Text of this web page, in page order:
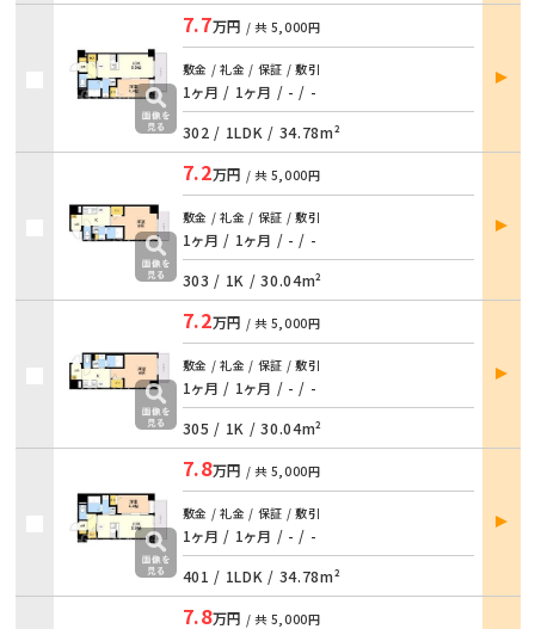
7.7万円 / 共 5,000円
敷金 / 礼金 / 保証 / 敷引
1ヶ月 / 1ヶ月 / - / -
302 / 1LDK / 34.78m²
部屋
詳細
7.2万円 / 共 5,000円
敷金 / 礼金 / 保証 / 敷引
1ヶ月 / 1ヶ月 / - / -
303 / 1K /30.04m²
部屋
詳細
7.2万円 / 共 5,000円
敷金 / 礼金 / 保証 / 敷引
1ヶ月 / 1ヶ月 / - / -
305 / 1K /30.04m²
部屋
詳細
7.8万円 / 共 5,000円
敷金 / 礼金 / 保証 / 敷引
1ヶ月 / 1ヶ月 / - / -
401 / 1LDK / 34.78m²
部屋
詳細
7.8万円 / 共 5,000円